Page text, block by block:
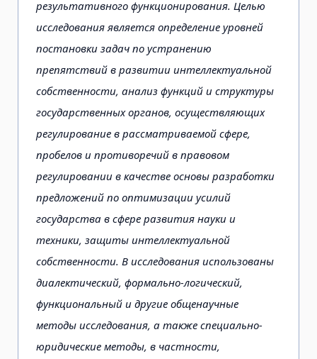
результативного функционирования. Целью
исследования является определение уровней
постановки задач по устранению
препятствий в развитии интеллектуальной
собственности, анализ функций и структуры
государственных органов, осуществляющих
регулирование в рассматриваемой сфере,
пробелов и противоречий в правовом
регулировании в качестве основы разработки
предложений по оптимизации усилий
государства в сфере развития науки и
техники, защиты интеллектуальной
собственности. В исследования использованы
диалектический, формально-логический,
функциональный и другие общенаучные
методы исследования, а также специально-
юридические методы, в частности,